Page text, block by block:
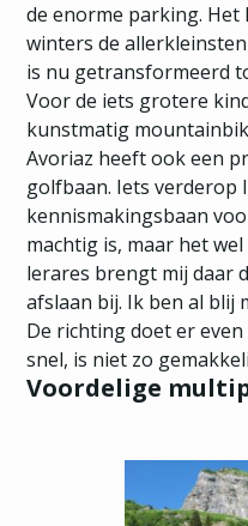
de enorme parking. Het
winters de
is nu getransformeerd
Voor de iets grotere
kunstmatig
Avoriaz heeft ook een
golfbaan. Iets verderop
kennismakingsbaan
machtig is, maar het
lerares brengt mij daar
afslaan bij. Ik ben al blij
De richting doet er
snel, is niet zo
Voordelige